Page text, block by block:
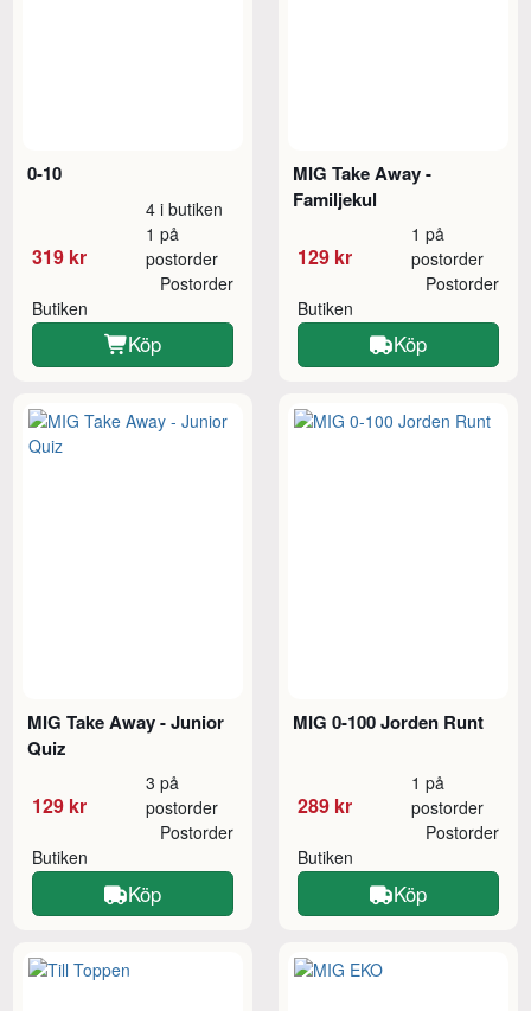
0-10
319 kr
4 i butiken
1 på
postorder
Butiken
Postorder
Köp
MIG Take Away -
Familjekul
129 kr
1 på
postorder
Butiken
Postorder
Köp
MIG Take Away - Junior
Quiz
129 kr
3 på
postorder
Butiken
Postorder
Köp
MIG 0-100 Jorden Runt
289 kr
1 på
postorder
Butiken
Postorder
Köp